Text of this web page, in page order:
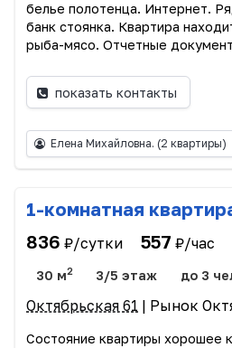
белье полотенца. Интернет.
банк стоянка. Квартира
рыба-мясо. Отчетные
показать контакты
Елена Михайловна. (2 квартиры)
1-комнатная
836 ₽/сутки 557 ₽/час
30 м2 3/5 этаж до 3
Октябрьская 61 | Рынок
Состояние квартиры хорошее